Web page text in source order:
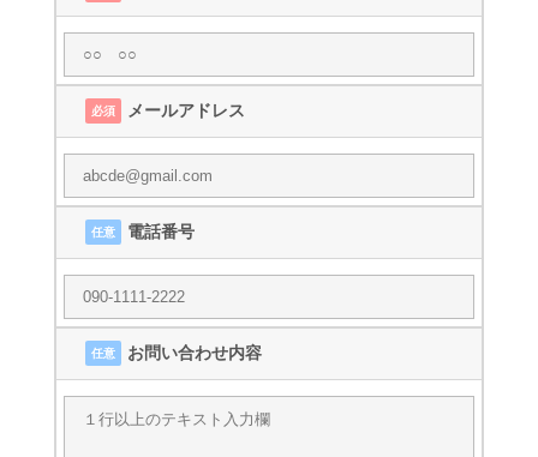
必須 メールアドレス
任意 電話番号
任意 お問い合わせ内容